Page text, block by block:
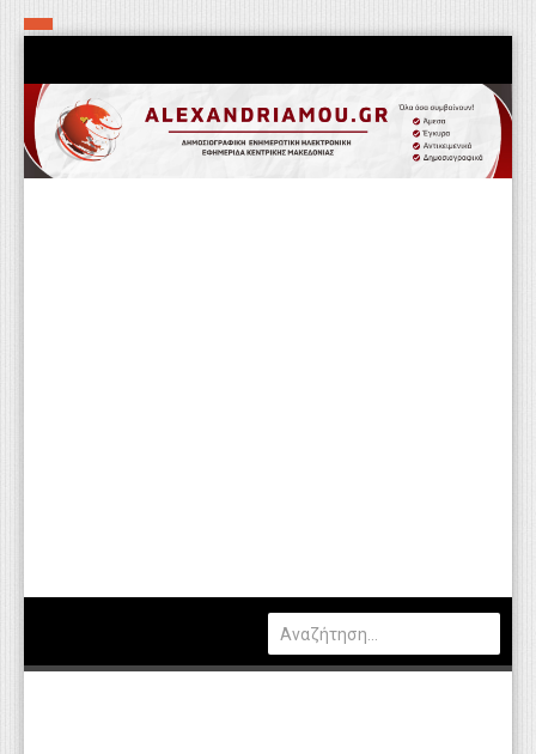
Αρχική
Τα εν δήμω εν οίκω
Πολιτιστικά-Εκκλησιαστικά
Καιρός